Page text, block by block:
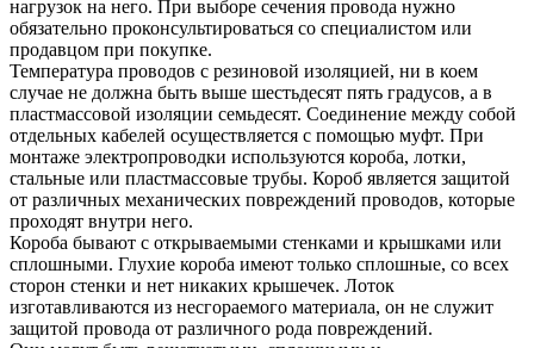
нагрузок на него. При выборе сечения провода нужно
обязательно проконсультироваться со специалистом или
продавцом при покупке.
Температура проводов с резиновой изоляцией, ни в коем
случае не должна быть выше шестьдесят пять градусов, а в
пластмассовой изоляции семьдесят. Соединение между собой
отдельных кабелей осуществляется с помощью муфт. При
монтаже электропроводки используются короба, лотки,
стальные или пластмассовые трубы. Короб является защитой
от различных механических повреждений проводов, которые
проходят внутри него.
Короба бывают с открываемыми стенками и крышками или
сплошными. Глухие короба имеют только сплошные, со всех
сторон стенки и нет никаких крышечек. Лоток
изготавливаются из несгораемого материала, он не служит
защитой провода от различного рода повреждений.